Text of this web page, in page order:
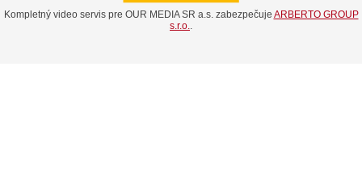
Kompletný video servis pre OUR MEDIA SR a.s. zabezpečuje ARBERTO GROUP
s.r.o..